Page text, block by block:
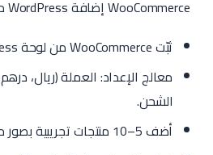
WooCommerce إضافة WordPress مجانية:
ثبّت WooCommerce من لوحة WordPress.
معالج الإعداد: العملة (ريال،
الشحن.
أضف 5–10 منتجات تجريبية بصور حقيقية.